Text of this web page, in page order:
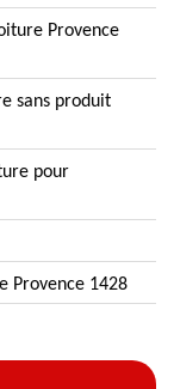
Provence
sans produit
pour
Provence 1428